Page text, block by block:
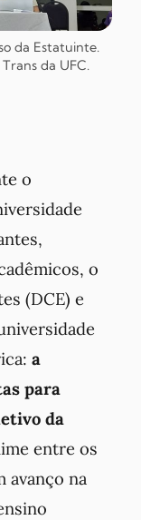
da Estatuinte.
da UFC.
o
o
(DCE) e
a
para
da
entre os
avanço na